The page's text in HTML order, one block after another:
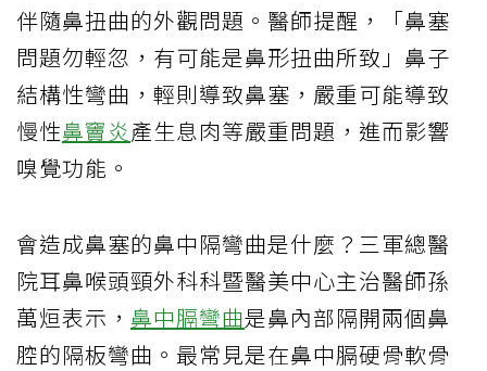
伴隨鼻扭曲的外觀問題。醫師提醒，「鼻塞
問題勿輕忽，有可能是鼻形扭曲所致」鼻子
結構性彎曲，輕則導致鼻塞，嚴重可能導致
慢性鼻竇炎產生息肉等嚴重問題，進而影響
嗅覺功能。
會造成鼻塞的鼻中隔彎曲是什麼？三軍總醫
院耳鼻喉頭頸外科科暨醫美中心主治醫師孫
萬烜表示， 鼻中膈彎曲是鼻內部隔開兩個鼻
腔的隔板彎曲。最常見是在鼻中膈硬骨軟骨